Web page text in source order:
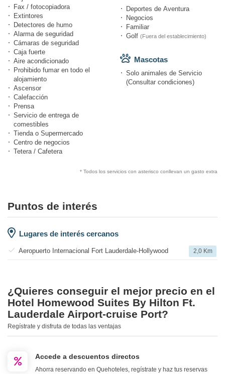
Fax / fotocopiadora
Extintores
Detectores de humo
Alarma de seguridad
Cámaras de seguridad
Caja fuerte
Aire acondicionado
Prohibido fumar en todo el
alojamiento
Ascensor
Calefacción
Prensa
Servicio de entrega de
comestibles
Tienda o Supermercado
Centro de negocios
Tetera / Cafetera
Deportes de Aventura
Negocios
Familiar
Golf (Fuera del establecimiento)
Mascotas
Solo animales de Servicio
(Consultar condiciones)
* Todos los servicios con asterisco conllevan un gasto extra
Puntos de interés
Lugares de interés cercanos
Aeropuerto Internacional Fort Lauderdale-Hollywood 2,0 Km
¿Quieres conseguir el mejor precio en el
Hotel Homewood Suites By Hilton Ft.
Lauderdale Airport-cruise Port?
Regístrate y disfruta de todas las ventajas
Accede a descuentos directos
Ahorra reservando en Quehoteles, regístrate y haz tus reservas